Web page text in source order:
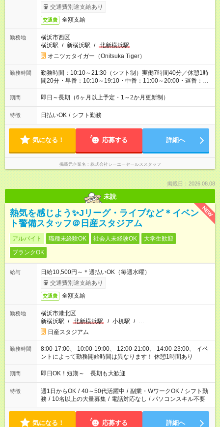
交通費別途支給あり
交通費 全額支給
勤務地
横浜市西区
横浜駅 / 新横浜駅 / 北新横浜駅
オニツカタイガー（Onitsuka Tiger）
勤務時間
勤務時間：10:10～21:30（シフト制）実働7時間40分／休憩1時
間20分・早番：10:10～19:10・中番：11:00～20:00・遅番：
12:30～21:30
期間 即日～長期（6ヶ月以上予定・1～2か月更新制）
特徴 日払いOK / シフト勤務
気になる！ 応募する 詳細へ
掲載元企業名 株式会社シーエーセールススタッフ
掲載日：2026.08.08
未読
NEW
熱気を感じよう✨Jリーグ・ライブなど＊イベン
ト警備スタッフ＠日産スタジアム
アルバイト 職種未経験OK 社会人未経験OK
大学生歓迎
ブランクOK
給与
日給10,500円～＊週払いOK（毎週水曜）
交通費別途支給あり
交通費 全額支給
勤務地
横浜市港北区
新横浜駅 / 北新横浜駅 / 小机駅 / …
日産スタジアム
勤務時間
8:00-17:00、 10:00-19:00、 12:00-21:00、 14:00-23:00、 イベ
ントによって勤務開始時間は異なります！ 休憩1時間あり
期間 即日OK！短期～ 長期も大歓迎
特徴 週1日からOK / 40～50代活躍中 / 副業・WワークOK / シフト勤
務 / 10名以上の大量募集 / 電話対応なし / パソコンスキル不要
気になる！ 応募する 詳細へ